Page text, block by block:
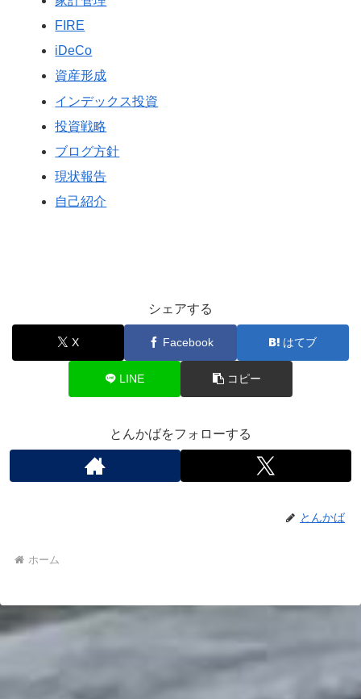
FIRE
iDeCo
資産形成
インデックス投資
投資戦略
ブログ方針
現状報告
自己紹介
シェアする
X Facebook はてブ
LINE コピー
とんかばをフォローする
とんかば
ホーム